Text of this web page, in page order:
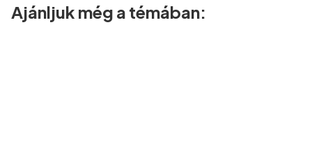
Ajánljuk még a témában: